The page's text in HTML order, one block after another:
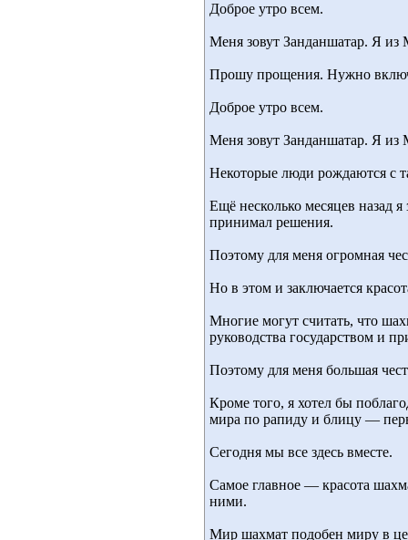
Доброе утро всем.
Меня зовут Занданшатар. Я из
Прошу прощения. Нужно
Доброе утро всем.
Меня зовут Занданшатар. Я
Некоторые люди рождаются с
Ещё несколько месяцев назад
принимал решения.
Поэтому для меня огромная
Но в этом и заключается
Многие могут считать, что
руководства государством и
Поэтому для меня большая
Кроме того, я хотел бы
мира по рапиду и блицу —
Сегодня мы все здесь вместе.
Самое главное — красота
ними.
Мир шахмат подобен миру в